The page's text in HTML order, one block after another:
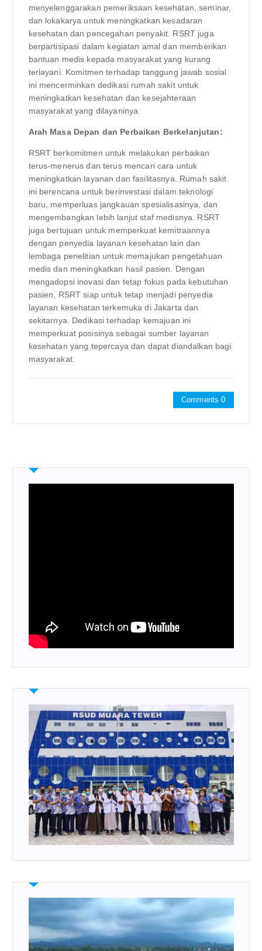
menyelenggarakan pemeriksaan kesehatan, seminar,
dan lokakarya untuk meningkatkan kesadaran
kesehatan dan pencegahan penyakit. RSRT juga
berpartisipasi dalam kegiatan amal dan memberikan
bantuan medis kepada masyarakat yang kurang
terlayani. Komitmen terhadap tanggung jawab sosial
ini mencerminkan dedikasi rumah sakit untuk
meningkatkan kesehatan dan kesejahteraan
masyarakat yang dilayaninya.
Arah Masa Depan dan Perbaikan Berkelanjutan:
RSRT berkomitmen untuk melakukan perbaikan
terus-menerus dan terus mencari cara untuk
meningkatkan layanan dan fasilitasnya. Rumah sakit
ini berencana untuk berinvestasi dalam teknologi
baru, memperluas jangkauan spesialisasinya, dan
mengembangkan lebih lanjut staf medisnya. RSRT
juga bertujuan untuk memperkuat kemitraannya
dengan penyedia layanan kesehatan lain dan
lembaga penelitian untuk memajukan pengetahuan
medis dan meningkatkan hasil pasien. Dengan
mengadopsi inovasi dan tetap fokus pada kebutuhan
pasien, RSRT siap untuk tetap menjadi penyedia
layanan kesehatan terkemuka di Jakarta dan
sekitarnya. Dedikasi terhadap kemajuan ini
memperkuat posisinya sebagai sumber layanan
kesehatan yang tepercaya dan dapat diandalkan bagi
masyarakat.
Comments 0